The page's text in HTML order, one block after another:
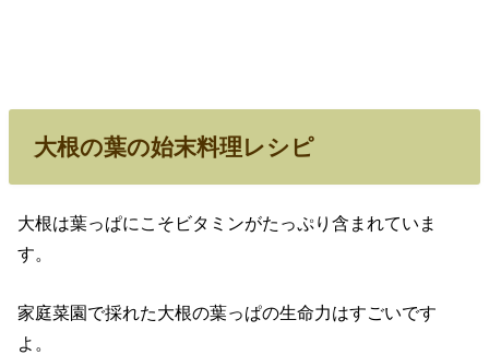
大根の葉の始末料理レシピ
大根は葉っぱにこそビタミンがたっぷり含まれていま
す。
家庭菜園で採れた大根の葉っぱの生命力はすごいです
よ。